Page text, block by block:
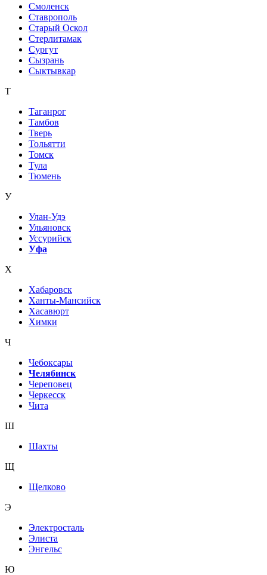
Смоленск
Ставрополь
Старый Оскол
Стерлитамак
Сургут
Сызрань
Сыктывкар
Т
Таганрог
Тамбов
Тверь
Тольятти
Томск
Тула
Тюмень
У
Улан-Удэ
Ульяновск
Уссурийск
Уфа
Х
Хабаровск
Ханты-Мансийск
Хасавюрт
Химки
Ч
Чебоксары
Челябинск
Череповец
Черкесск
Чита
Ш
Шахты
Щ
Щелково
Э
Электросталь
Элиста
Энгельс
Ю